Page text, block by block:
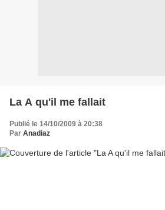
La A qu'il me fallait
Publié le 14/10/2009 à 20:38
Par Anadiaz